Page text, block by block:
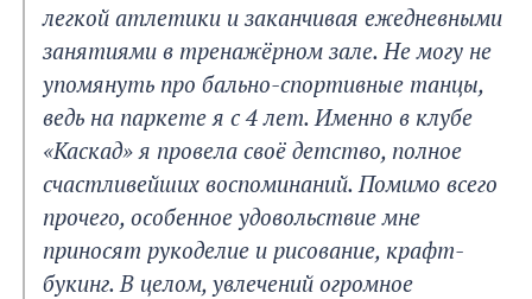
легкой атлетики и заканчивая ежедневными
занятиями в тренажёрном зале. Не могу не
упомянуть про бально-спортивные танцы,
ведь на паркете я с 4 лет. Именно в клубе
«Каскад» я провела своё детство, полное
счастливейших воспоминаний. Помимо всего
прочего, особенное удовольствие мне
приносят рукоделие и рисование, крафт-
букинг. В целом, увлечений огромное